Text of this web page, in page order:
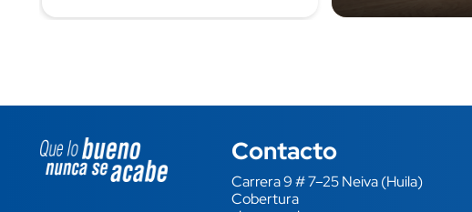
Image block Contacto
Carrera 9 # 7–25 Neiva (Huila)
Cobertura